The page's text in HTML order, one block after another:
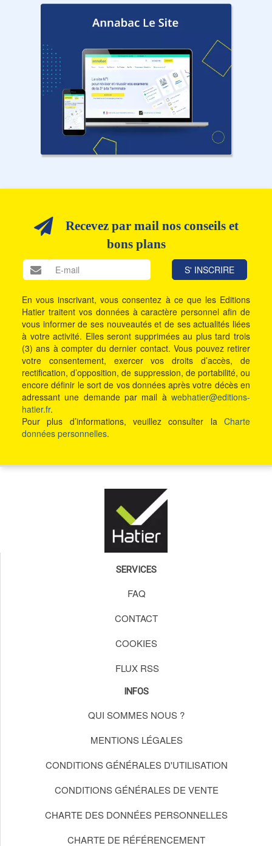
Recevez par mail nos conseils et
bons plans
En vous inscrivant, vous consentez à ce que les Editions
Hatier traitent vos données à caractère personnel afin de
vous informer de ses nouveautés et de ses actualités liées
à votre activité. Elles seront supprimées au plus tard trois
(3) ans à compter du dernier contact. Vous pouvez retirer
votre consentement, exercer vos droits d’accès, de
rectification, d’opposition, de suppression, de portabilité, ou
encore définir le sort de vos données après votre décès en
adressant une demande par mail à webhatier@editions-
hatier.fr.
Pour plus d’informations, veuillez consulter la Charte
données personnelles.
SERVICES
FAQ
CONTACT
COOKIES
FLUX RSS
INFOS
QUI SOMMES NOUS ?
MENTIONS LÉGALES
CONDITIONS GÉNÉRALES D'UTILISATION
CONDITIONS GÉNÉRALES DE VENTE
CHARTE DES DONNÉES PERSONNELLES
CHARTE DE RÉFÉRENCEMENT